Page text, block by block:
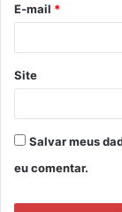
*
E-mail *
Site
Salvar meus
eu comentar.